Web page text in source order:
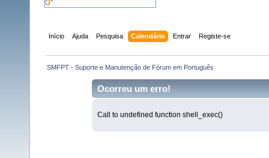
Início Ajuda Pesquisa Calendário Entrar Registe-se
SMFPT - Suporte e Manutenção de Fórum em Português
Ocorreu um erro!
Call to undefined function shell_exec()